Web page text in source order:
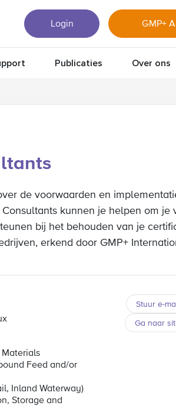
Login GMP+
Publicaties Over ons
de voorwaarden en
Consultants kunnen je helpen om je
bij het behouden van je
, erkend door GMP+
Materials
Feed and/or
Inland Waterway)
Storage and
Stuur e-
Ga naar